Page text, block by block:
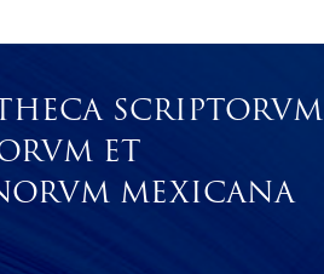
SCRIPTORVM
ET
MEXICANA